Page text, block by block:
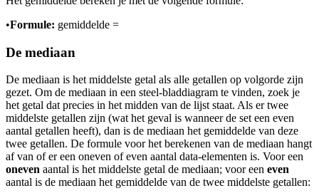
•Formule: gemiddelde =
De mediaan
De mediaan is het middelste getal als alle getallen op volgorde zijn
gezet. Om de mediaan in een steel-bladdiagram te vinden, zoek je
het getal dat precies in het midden van de lijst staat. Als er twee
middelste getallen zijn (wat het geval is wanneer de set een even
aantal getallen heeft), dan is de mediaan het gemiddelde van deze
twee getallen. De formule voor het berekenen van de mediaan hangt
af van of er een oneven of even aantal data-elementen is. Voor een
oneven aantal is het middelste getal de mediaan; voor een even
aantal is de mediaan het gemiddelde van de twee middelste getallen: